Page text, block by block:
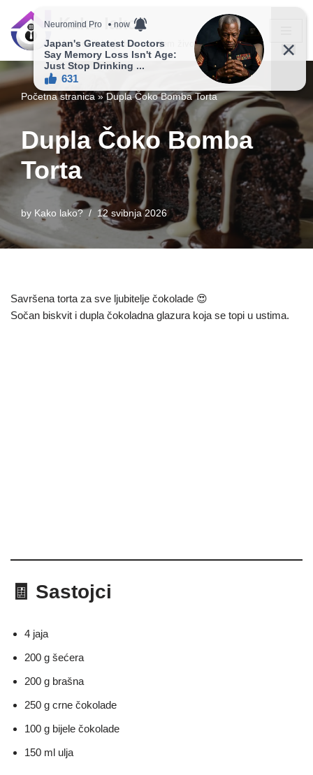
Skip
content
Kako lako?
Vaš vodič ka jednostavnijem životu!
Početna stranica»Dupla Čoko Bomba Torta
Dupla Čoko Bomba
Torta
by Kako lako? 12 svibnja 2026
Savršena torta za sve ljubitelje čokolade 😍
Sočan biskvit i dupla čokoladna glazura koja se topi u ustima.
🧾 Sastojci
4 jaja
200 g šećera
200 g brašna
250 g crne čokolade
100 g bijele čokolade
150 ml ulja